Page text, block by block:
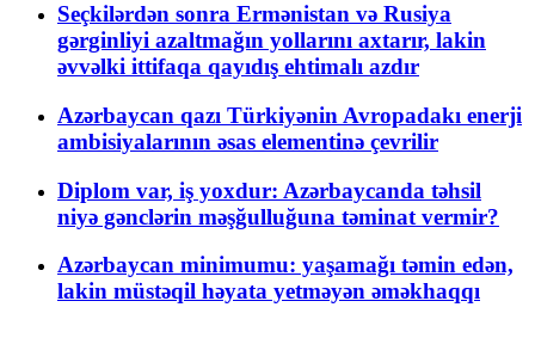
Seçkilərdən sonra Ermənistan və Rusiya
gərginliyi azaltmağın yollarını axtarır, lakin
əvvəlki ittifaqa qayıdış ehtimalı azdır
Azərbaycan qazı Türkiyənin Avropadakı enerji
ambisiyalarının əsas elementinə çevrilir
Diplom var, iş yoxdur: Azərbaycanda təhsil
niyə gənclərin məşğulluğuna təminat vermir?
Azərbaycan minimumu: yaşamağı təmin edən,
lakin müstəqil həyata yetməyən əməkhaqqı